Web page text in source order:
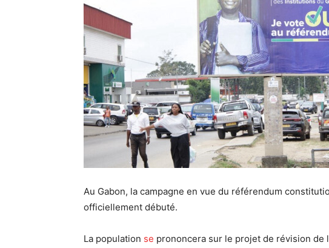
Au Gabon, la campagne en vue du référendum
officiellement débuté.
La population se prononcera sur le projet de révision